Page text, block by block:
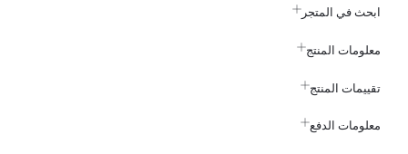
ابحث في المتجر
معلومات المنتج
تقييمات المنتج
معلومات الدفع